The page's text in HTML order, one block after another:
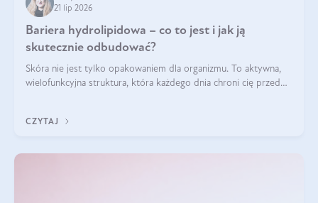
21 lip 2026
Bariera hydrolipidowa – co to jest i jak ją
skutecznie odbudować?
Skóra nie jest tylko opakowaniem dla organizmu. To aktywna,
wielofunkcyjna struktura, która każdego dnia chroni cię przed
bariera hydrolipidowa.
CZYTAJ